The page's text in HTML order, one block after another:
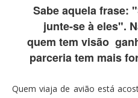
Sabe aquela frase:
junte-se à eles".
quem tem visão
parceria tem mais
Quem viaja de avião está